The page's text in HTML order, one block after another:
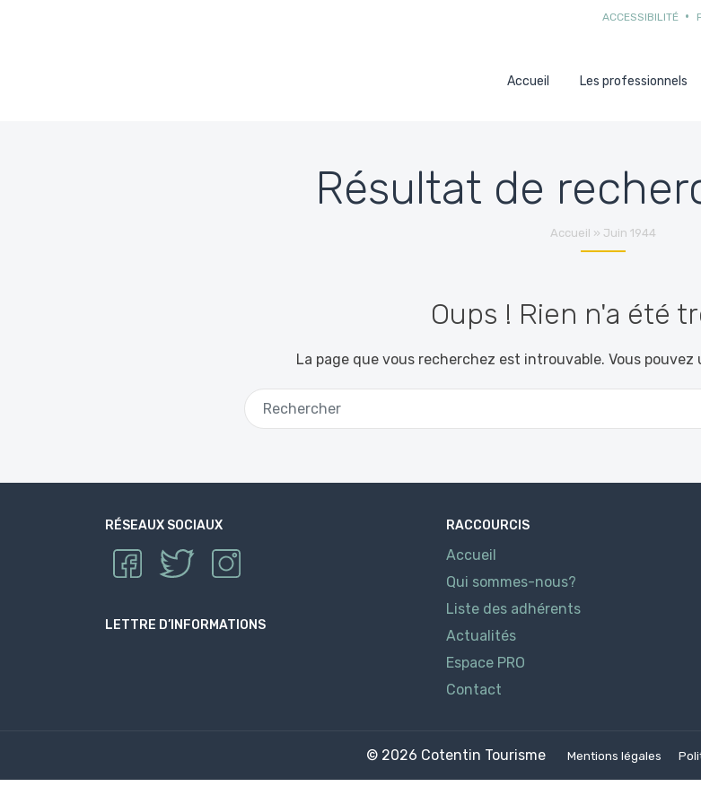
ACCESSIBILITÉ
Accueil Les professionnels
Résultat de
Accueil » Juin 1944
Oups ! Rien n'a été
La page que vous recherchez est introuvable. Vous
RÉSEAUX SOCIAUX
LETTRE D’INFORMATIONS
RACCOURCIS
Accueil
Qui sommes-nous?
Liste des adhérents
Actualités
Espace PRO
Contact
© 2026 Cotentin Tourisme Mentions légales